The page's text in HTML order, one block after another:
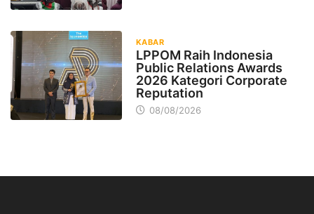
KABAR
LPPOM Raih Indonesia
Public Relations Awards
2026 Kategori Corporate
Reputation
08/08/2026